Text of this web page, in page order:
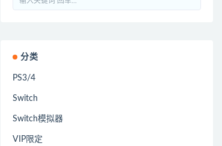
分类
PS3/4
Switch
Switch模拟器
VIP限定